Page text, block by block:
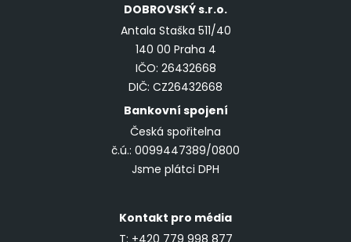
DOBROVSKÝs.r.o.
Antala Staška 511/40
140 00 Praha 4
IČO: 26432668
DIČ: CZ26432668
Bankovní spojení
Česká spořitelna
č.ú.: 0099447389/0800
Jsme plátci DPH
Kontakt pro média
T: +420 779 998 877